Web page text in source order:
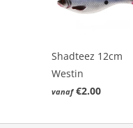
Shadteez 12cm
Westin
vanaf €2.00